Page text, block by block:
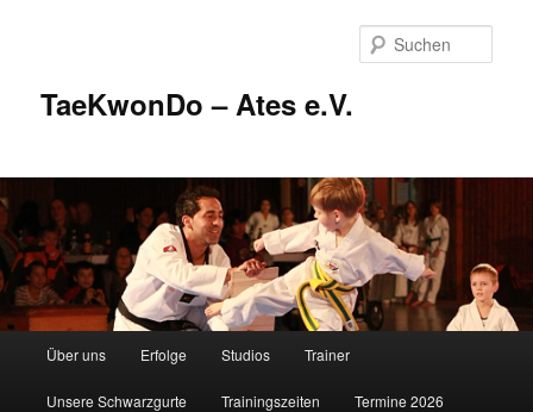
TaeKwonDo – Ates e.V.
HauptmenüÜber uns Erfolge Studios Trainer
Unsere Schwarzgurte Trainingszeiten Termine 2026